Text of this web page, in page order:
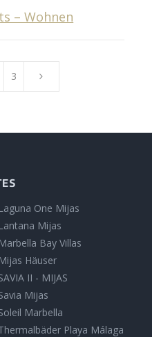
– Wohnen
3
Laguna One Mijas
Lantana Mijas
Marbella Bay Villas
Mijas Häuser
II - MIJAS
Mijas
Marbella
Playa Málaga